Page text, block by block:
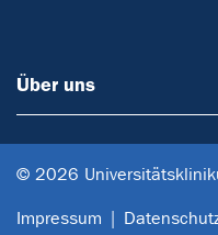
Über uns
© 2026
Impressum